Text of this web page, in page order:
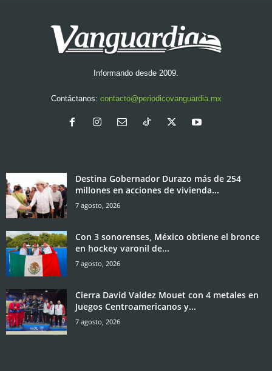
Informando desde 2009.
Contáctanos: contacto@periodicovanguardia.mx
Destina Gobernador Durazo más de 254
millones en acciones de vivienda...
7 agosto, 2026
Con 3 sonorenses, México obtiene el bronce
en hockey varonil de...
7 agosto, 2026
Cierra David Valdez Mouet con 4 metales en
Juegos Centroamericanos y...
7 agosto, 2026